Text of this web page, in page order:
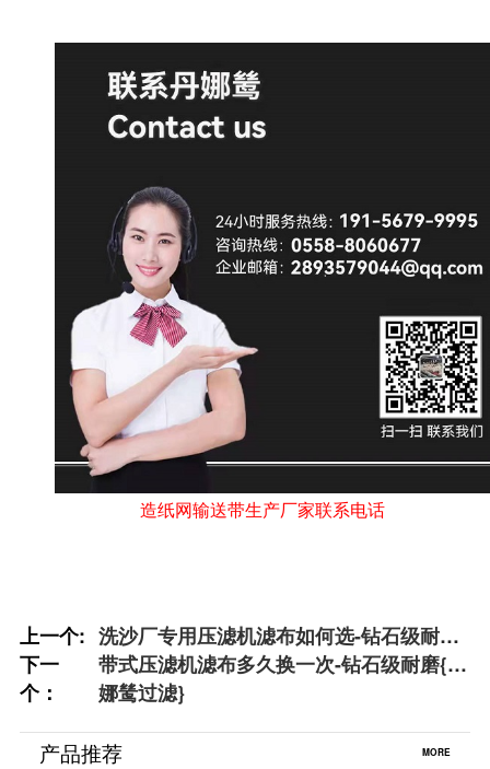
造纸网输送带生产厂家联系电话
上一个: 洗沙厂专用压滤机滤布如何选-钻石级耐磨
损{丹娜鸶过滤}
下一
个：
​带式压滤机滤布多久换一次-钻石级耐磨{丹
娜鸶过滤}
产品推荐 MORE